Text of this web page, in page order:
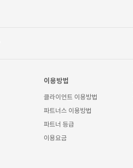
이용방법
클라이언트 이용방법
파트너스 이용방법
파트너 등급
이용요금